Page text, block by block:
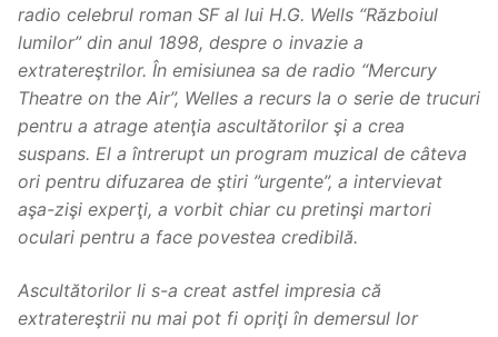
radio celebrul roman SF al lui H.G. Wells “Războiul
lumilor” din anul 1898, despre o invazie a
extratereştrilor. În emisiunea sa de radio “Mercury
Theatre on the Air”, Welles a recurs la o serie de trucuri
pentru a atrage atenţia ascultătorilor şi a crea
suspans. El a întrerupt un program muzical de câteva
ori pentru difuzarea de ştiri ”urgente”, a intervievat
aşa-zişi experţi, a vorbit chiar cu pretinşi martori
oculari pentru a face povestea credibilă.
Ascultătorilor li s-a creat astfel impresia că
extratereştrii nu mai pot fi opriţi în demersul lor